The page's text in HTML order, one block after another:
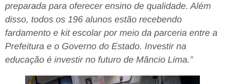
preparada para oferecer ensino de qualidade. Além
disso, todos os 196 alunos estão recebendo
fardamento e kit escolar por meio da parceria entre a
Prefeitura e o Governo do Estado. Investir na
educação é investir no futuro de Mâncio Lima.”